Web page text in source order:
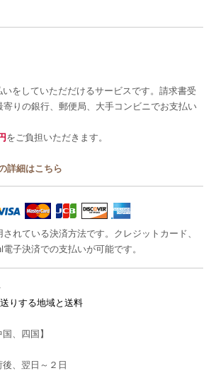
をしていただだけるサービスです。請求書受
寄りの銀行、郵便局、大手コンビニでお支払い
をご負担いただきます。
詳細はこちら
れている決済方法です。クレジットカード、
子決済での支払いが可能です。
りする地域と送料
、四国】
、翌日～２日